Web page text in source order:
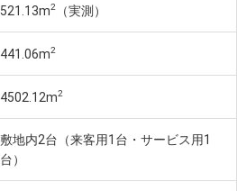
521.13m2 （実測）
441.06m2
4502.12m2
敷地内2台（来客用1台・サービス用1
台）